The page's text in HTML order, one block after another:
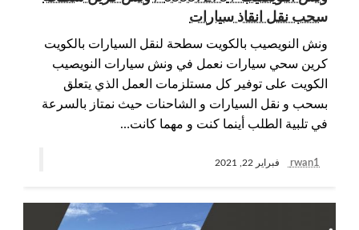
سحب نقل انقاذ سيارات
ونش النويصيب بالكويت سطحة لنقل السيارات بالكويت
كرين سحي سيارات نعمل في ونش سيارات النويصيب
الكويت على توفير كل مستلزمات العمل الذي يتعلق
بسحب و نقل السيارات و الشاحنات حيث نمتاز بالسرعة
في تلبية الطلب أينما كنت و مهما كانت…
rwan1 فبراير 22, 2021